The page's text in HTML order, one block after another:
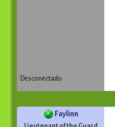
Desconectado
Faylinn